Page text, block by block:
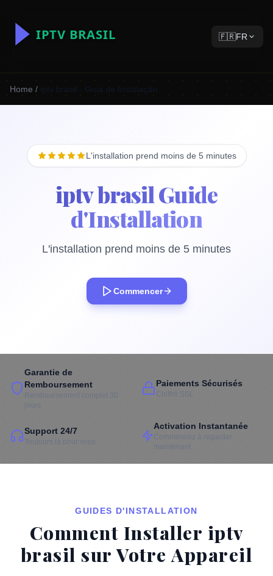
🇫🇷FR
Home / iptv brasil - Guia de Instalação
L'installation prend moins de 5 minutes
iptv brasil Guide
d'Installation
L'installation prend moins de 5 minutes
Commencer
Garantie de
Remboursement
jours
Paiements Sécurisés
Support 24/7 Activation Instantanée
maintenant
GUIDES D'INSTALLATION
Comment Installer iptv
brasil sur Votre Appareil